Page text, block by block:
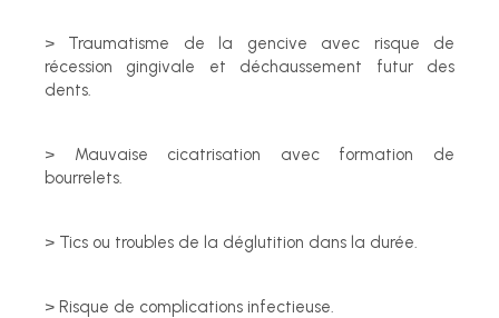
> Traumatisme de la gencive avec risque de
récession gingivale et déchaussement futur des
dents.
> Mauvaise cicatrisation avec formation de
bourrelets.
> Tics ou troubles de la déglutition dans la durée.
> Risque de complications infectieuse.